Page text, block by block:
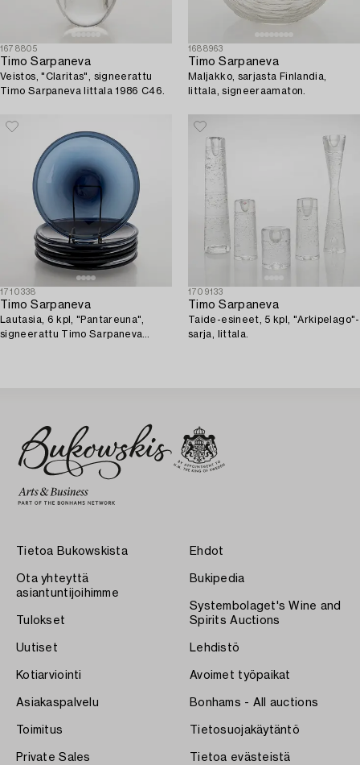
1678805
Timo Sarpaneva
Veistos, "Claritas", signeerattu
Timo Sarpaneva Iittala 1986 C46.
1688963
Timo Sarpaneva
Maljakko, sarjasta Finlandia,
Iittala, signeeraamaton.
1710338
Timo Sarpaneva
Lautasia, 6 kpl, "Pantareuna",
signeerattu Timo Sarpaneva
1709133
Timo Sarpaneva
Taide-esineet, 5 kpl, "Arkipelago"-
sarja, Iittala.
Tietoa Bukowskista
Ota yhteyttä
asiantuntijoihimme
Tulokset
Uutiset
Kotiarviointi
Asiakaspalvelu
Toimitus
Private Sales
Ehdot
Bukipedia
Systembolaget's Wine and
Spirits Auctions
Lehdistö
Avoimet työpaikat
Bonhams - All auctions
Tietosuojakäytäntö
Tietoa evästeistä